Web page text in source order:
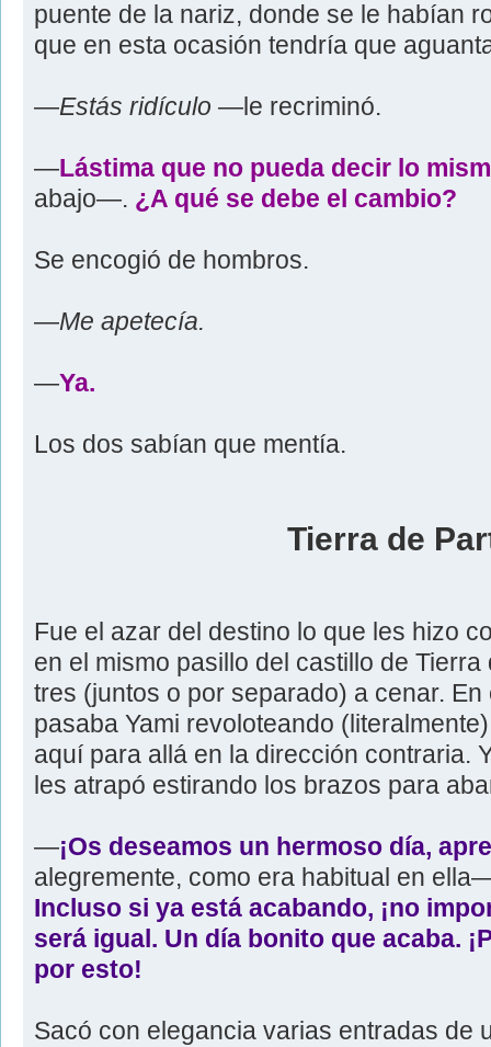
puente de la nariz, donde se le habían
que en esta ocasión tendría que
—Estás ridículo —le recriminó.
—Lástima que no pueda decir lo
abajo—. ¿A qué se debe el cambio?
Se encogió de hombros.
—Me apetecía.
—Ya.
Los dos sabían que mentía.
Tierra de
Fue el azar del destino lo que les hizo
en el mismo pasillo del castillo de
tres (juntos o por separado) a cenar.
pasaba Yami revoloteando
aquí para allá en la dirección contraria.
les atrapó estirando los brazos para
―¡Os deseamos un hermoso día,
alegremente, como era habitual en
Incluso si ya está acabando, ¡no
será igual. Un día bonito que acaba.
por esto!
Sacó con elegancia varias entradas de